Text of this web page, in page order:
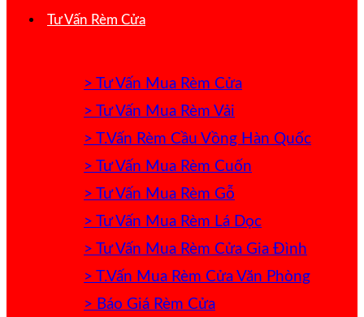
Tư Vấn Rèm Cửa
> Tư Vấn Mua Rèm Cửa
> Tư Vấn Mua Rèm Vải
> T.Vấn Rèm Cầu Vồng Hàn Quốc
> Tư Vấn Mua Rèm Cuốn
> Tư Vấn Mua Rèm Gỗ
> Tư Vấn Mua Rèm Lá Dọc
> Tư Vấn Mua Rèm Cửa Gia Đình
> T.Vấn Mua Rèm Cửa Văn Phòng
> Báo Giá Rèm Cửa